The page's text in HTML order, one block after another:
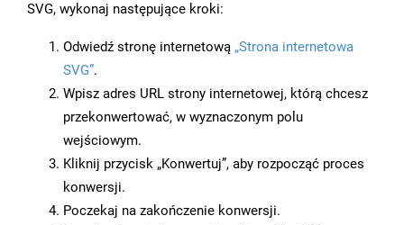
SVG, wykonaj następujące kroki:
Odwiedź stronę internetową „Strona internetowa
SVG”.
Wpisz adres URL strony internetowej, którą chcesz
przekonwertować, w wyznaczonym polu
wejściowym.
Kliknij przycisk „Konwertuj”, aby rozpocząć proces
konwersji.
Poczekaj na zakończenie konwersji.